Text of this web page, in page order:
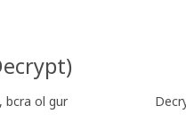
)
bcra ol gur